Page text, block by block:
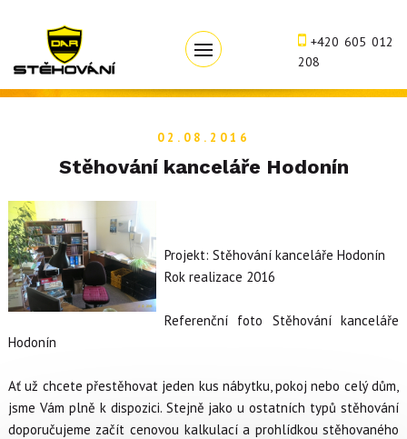
+420 605 012
208
02.08.2016
Stěhování kanceláře Hodonín
Projekt: Stěhování kanceláře Hodonín
Rok realizace 2016
Referenční foto Stěhování kanceláře
Hodonín
Ať už chcete přestěhovat jeden kus nábytku, pokoj nebo celý dům,
jsme Vám plně k dispozici. Stejně jako u ostatních typů stěhování
doporučujeme začít cenovou kalkulací a prohlídkou stěhovaného